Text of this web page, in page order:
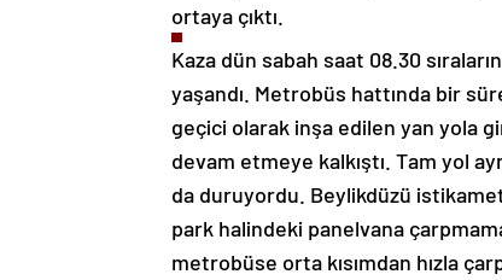
ortaya çıktı.
Kaza dün sabah saat 08.30
yaşandı. Metrobüs hattında bir
geçici olarak inşa edilen yan yola
devam etmeye kalkıştı. Tam yol
da duruyordu. Beylikdüzü
park halindeki panelvana
metrobüse orta kısımdan hızla